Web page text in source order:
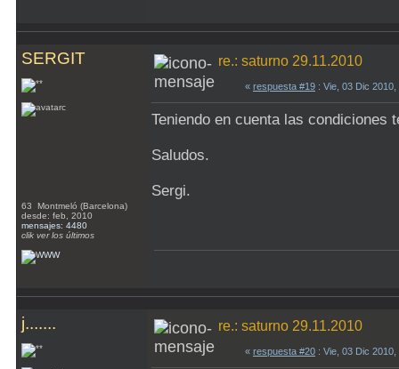
SERGIT
63 Montmeló (Barcelona)
desde: feb, 2010
mensajes: 4480
clik ver los últimos
re.: saturno 29.11.2010
« respuesta #19 : Vie, 03 Dic
Teniendo en cuenta las
Saludos.
Sergi.
j....... re.: saturno 29.11.2010
« respuesta #20 : Vie, 03 Dic